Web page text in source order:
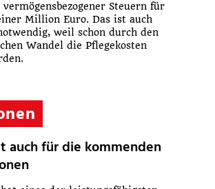
Steuern für
Million Euro. Das ist auch
weil schon durch den
Wandel die Pflegekosten
auch für die kommenden